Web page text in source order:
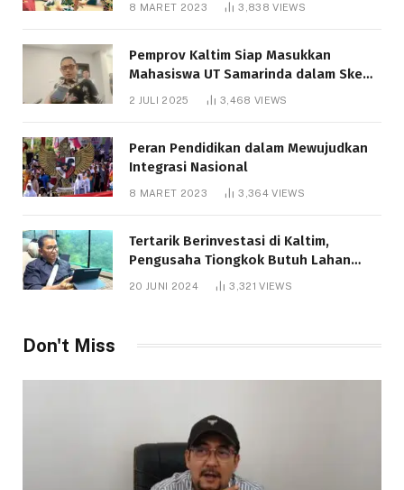
8 MARET 2023 3,838VIEWS
Pemprov Kaltim Siap Masukkan
Mahasiswa UT Samarinda dalam Skema
Bantuan Pendidikan Gratispol
2 JULI 2025 3,468 VIEWS
Peran Pendidikan dalam Mewujudkan
Integrasi Nasional
8 MARET 2023 3,364VIEWS
Tertarik Berinvestasi di Kaltim,
Pengusaha Tiongkok Butuh Lahan
1.000 Hektare
20 JUNI 2024 3,321VIEWS
Don't Miss